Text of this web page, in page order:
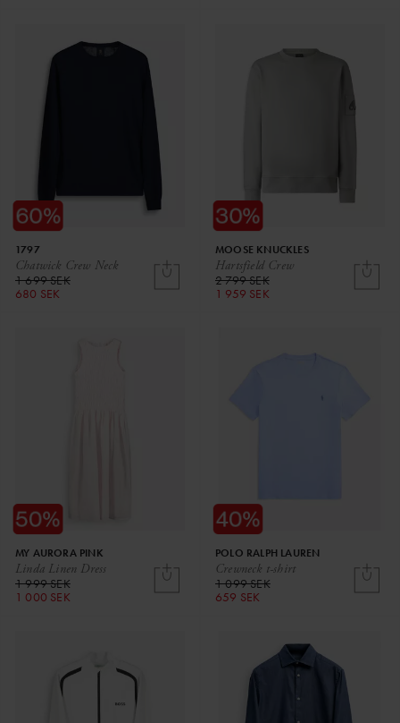
Chatwick Crew Neck
1797
1 699 SEK
680 SEK
Hartsfield Crew
MOOSE KNUCKLES
2 799 SEK
1 959 SEK
Linda Linen Dress
MY AURORA PINK
1 999 SEK
1 000 SEK
Crewneck t-shirt
POLO RALPH LAUREN
1 099 SEK
659 SEK